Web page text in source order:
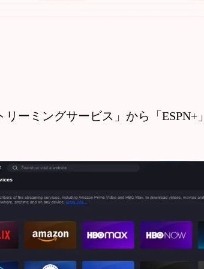
リーミングサービス」から「ESPN+